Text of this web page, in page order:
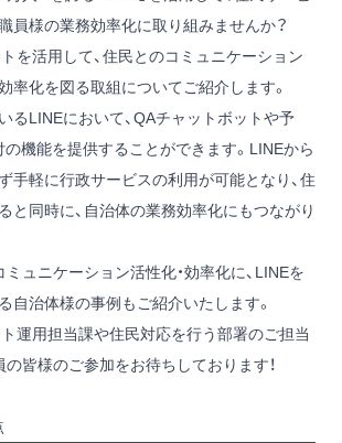
員様の業務効率化に取り組みませんか？
を活用して、住民とのコミュニケーション
率化を図る取組についてご紹介します。
るLINEにおいて、QAチャットボットや予
の機能を提供することができます。LINEから
手軽に行政サービスの利用が可能となり、住
と同時に、自治体の業務効率化にもつながり
ミュニケーション活性化・効率化に、LINEを
自治体様の事例もご紹介いたします。
運用担当課や住民対応を行う部署のご担当
の皆様のご参加をお待ちしております！